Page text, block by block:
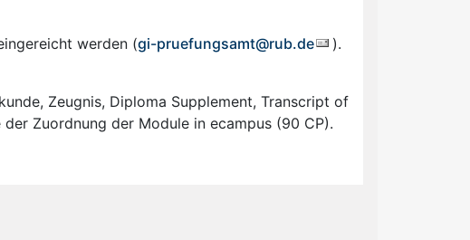
werden (gi-pruefungsamt@rub.de
).
Zeugnis, Diploma Supplement, Transcript of
Zuordnung der Module in ecampus (90 CP).